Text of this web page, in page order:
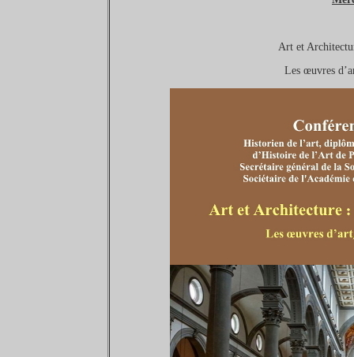
Art et
Les œuvres